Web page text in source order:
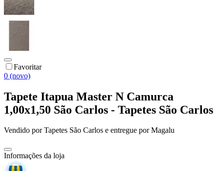
Favoritar
0 (novo)
Tapete Itapua Master N Camurca
1,00x1,50 São Carlos - Tapetes São Carlos
Vendido porTapetes São Carlos e entregue por Magalu
Informações da loja